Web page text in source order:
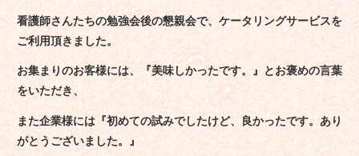
看護師さんたちの勉強会後の懇親会で、ケータリングサービスを
ご利用頂きました。
お集まりのお客様には、
『美味しかったです。』とお褒めの言葉
をいただき、
また企業様には『初めての試みでしたけど、良かったです。あり
がとうございました。』